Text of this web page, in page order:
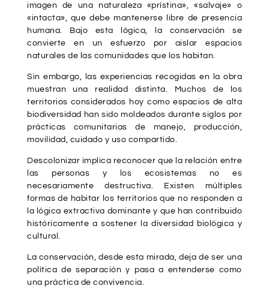
imagen de una naturaleza «prístina», «salvaje» o
«intacta», que debe mantenerse libre de presencia
humana. Bajo esta lógica, la conservación se
convierte en un esfuerzo por aislar espacios
naturales de las comunidades que los habitan.
Sin embargo, las experiencias recogidas en la obra
muestran una realidad distinta. Muchos de los
territorios considerados hoy como espacios de alta
biodiversidad han sido moldeados durante siglos por
prácticas comunitarias de manejo, producción,
movilidad, cuidado y uso compartido.
Descolonizar implica reconocer que la relación entre
las personas y los ecosistemas no es
necesariamente destructiva. Existen múltiples
formas de habitar los territorios que no responden a
la lógica extractiva dominante y que han contribuido
históricamente a sostener la diversidad biológica y
cultural.
La conservación, desde esta mirada, deja de ser una
política de separación y pasa a entenderse como
una práctica de convivencia.